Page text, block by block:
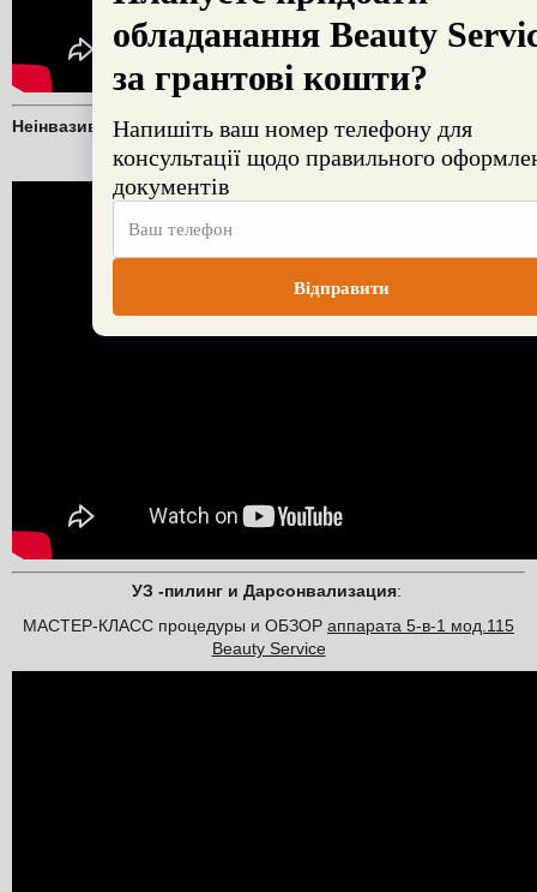
Неінвазивна ліпосакція наапараті мод. 9392 Beauty Service™
УЗ -пилинг и Дарсонвализация:
МАСТЕР-КЛАСС процедуры и ОБЗОР аппарата 5-в-1 мод.115
Beauty Service